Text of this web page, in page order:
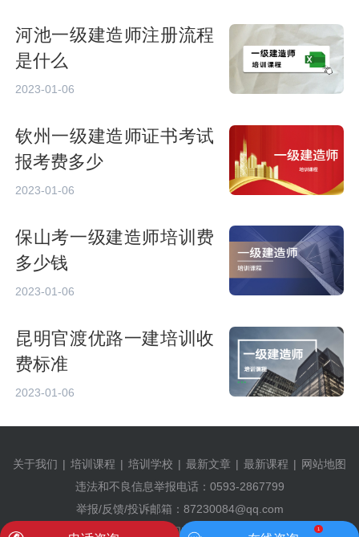
河池一级建造师注册流程
是什么
2023-01-06
钦州一级建造师证书考试
报考费多少
2023-01-06
保山考一级建造师培训费
多少钱
2023-01-06
昆明官渡优路一建培训收
费标准
2023-01-06
关于我们 | 培训课程 | 培训学校 | 最新文章 | 最新课程 | 网站地图
违法和不良信息举报电话：0593-2867799
举报/反馈/投诉邮箱：87230084@qq.com
©2009-2024 有考网 |
闽ICP备2024057071号-1 1